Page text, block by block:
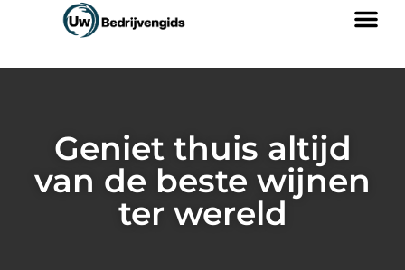
Geniet thuis altijd
van de beste wijnen
ter wereld